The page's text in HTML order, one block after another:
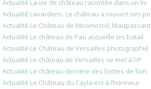
Actualité La vie de château racontée dans un liv
Actualité Lavardens. Le château a rouvert ses po
Actualité Le Château de Miromesnil, Maupassant
Actualité Le château de Pau accueille les batail
Actualité Le Château de Versailles photographié
Actualité Le château de Versailles se met à l'iP
Actualité Le château derrière des bottes de foin
Actualité Le Château du Cayla est à l’honneur